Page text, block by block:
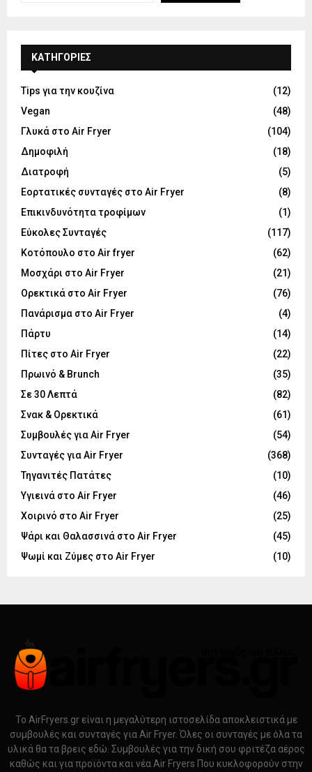
KΑΤΗΓΟΡΊΕΣ
Tips για την κουζίνα
(12)
Vegan
(48)
Γλυκά στο Air Fryer
(104)
Δημοφιλή
(18)
Διατροφή
(5)
Εορτατικές συνταγές στο Air Fryer
(8)
Επικινδυνότητα τροφίμων
(1)
Εύκολες Συνταγές
(117)
Κοτόπουλο στο Air fryer
(62)
Μοσχάρι στο Air Fryer
(21)
Ορεκτικά στο Air Fryer
(76)
Πανάρισμα στο Air Fryer
(4)
Πάρτυ
(14)
Πίτες στο Air Fryer
(22)
Πρωινό & Brunch
(35)
Σε 30 Λεπτά
(82)
Σνακ & Ορεκτικά
(61)
Συμβουλές για Air Fryer
(54)
Συνταγές για Air Fryer
(368)
Τηγανιτές Πατάτες
(10)
Υγιεινά στο Air Fryer
(46)
Χοιρινό στο Air Fryer
(25)
Ψάρι και Θαλασσινά στο Air Fryer
(45)
Ψωμί και Ζύμες στο Air Fryer
(10)
Το AirFryers.gr είναι η μεγαλύτερη ιστοσελίδα αποκλειστικά με
συμβουλές και συνταγές για Air Fryer. Όλες οι συνταγές με όλα τα
υλικά θα τα βρεις εδώ. Συμβουλές για την δική σου φριτέζα αέρος
καθώς και για προϊόντα και νέα Air Fryers Που κυκλοφορούν στην